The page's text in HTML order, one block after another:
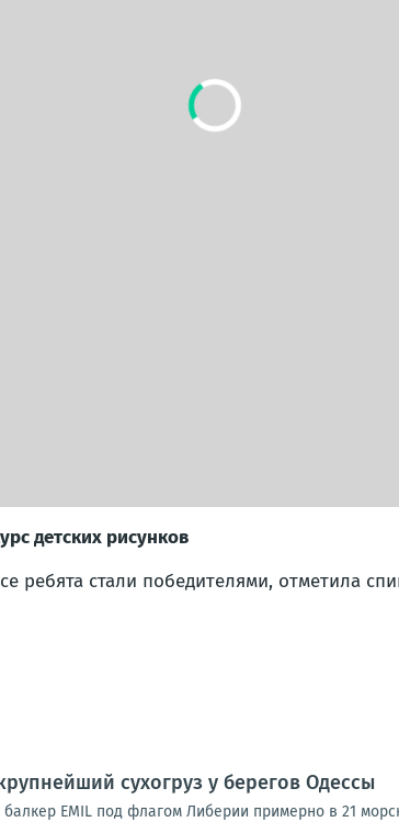
детских рисунков
ребята стали победителями, отметила
сухогруз у берегов Одессы
EMIL под флагом Либерии примерно в 21